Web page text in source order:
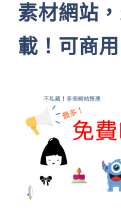
素材網站
載！可商用